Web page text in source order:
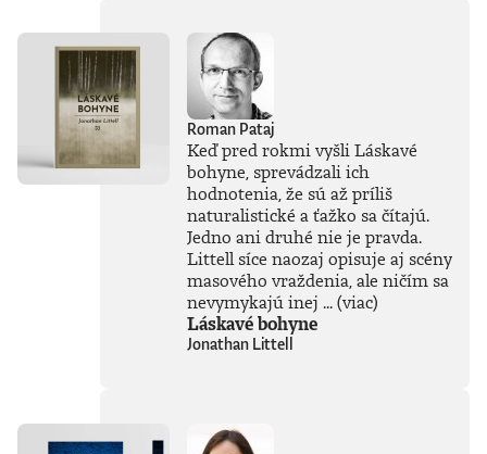
Roman Pataj
Keď pred rokmi vyšli Láskavé
bohyne, sprevádzali ich
hodnotenia, že sú až príliš
naturalistické a ťažko sa čítajú.
Jedno ani druhé nie je pravda.
Littell síce naozaj opisuje aj scény
masového vraždenia, ale ničím sa
nevymykajú inej ...(viac)
Láskavé bohyne
Jonathan Littell